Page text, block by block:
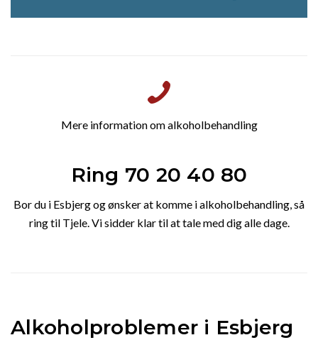
Mere information om alkoholbehandling
Ring 70 20 40 80
Bor du i Esbjerg og ønsker at komme i alkoholbehandling, så
ring til Tjele. Vi sidder klar til at tale med dig alle dage.
Alkoholproblemer i Esbjerg